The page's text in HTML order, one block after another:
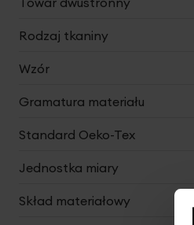
Rodzaj tkaniny
Wzór
Gramatura materiału
Standard Oeko-Tex
Jednostka miary
Skład materiałowy